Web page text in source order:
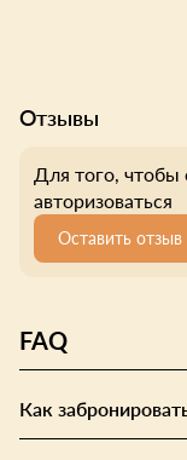
Отзывы
Для того, чтобы
авторизоваться
Оставить отзыв
FAQ
Как